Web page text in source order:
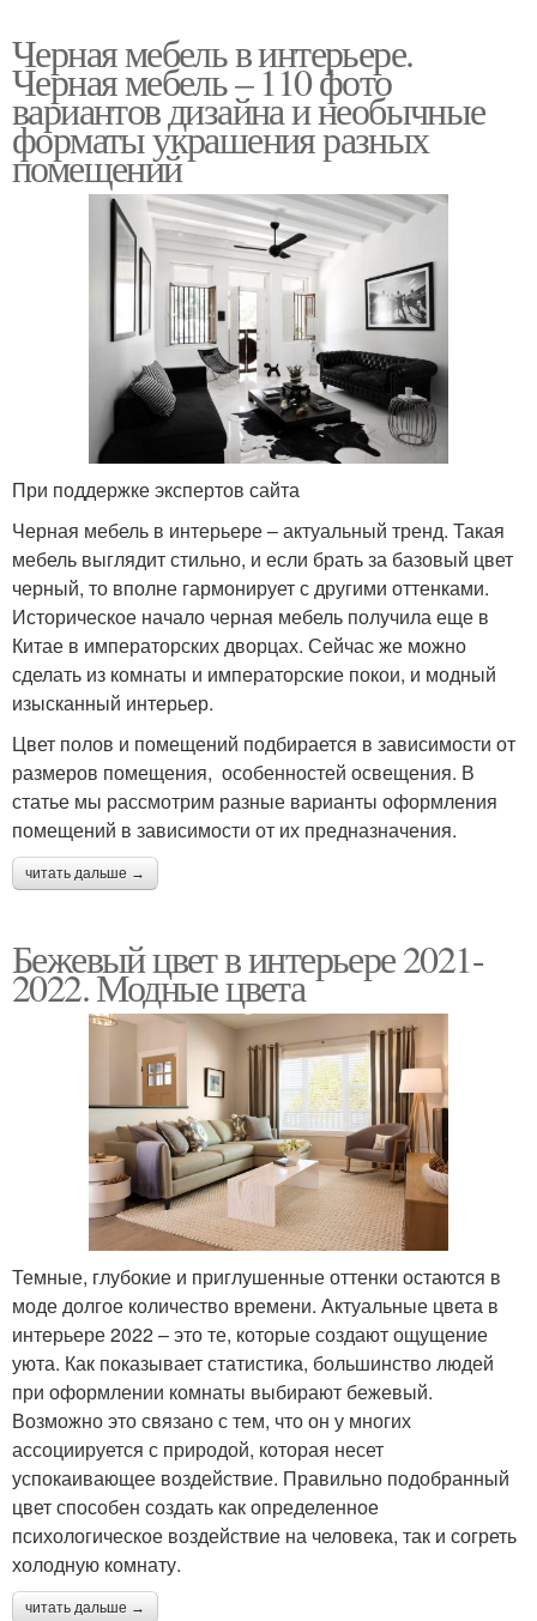
Черная мебель в интерьере.
Черная мебель – 110 фото
вариантов дизайна и необычные
форматы украшения разных
помещений
При поддержке экспертов сайта
Черная мебель в интерьере – актуальный тренд. Такая
мебель выглядит стильно, и если брать за базовый цвет
черный, то вполне гармонирует с другими оттенками.
Историческое начало черная мебель получила еще в
Китае в императорских дворцах. Сейчас же можно
сделать из комнаты и императорские покои, и модный
изысканный интерьер.
Цвет полов и помещений подбирается в зависимости от
размеров помещения, особенностей освещения. В
статье мы рассмотрим разные варианты оформления
помещений в зависимости от их предназначения.
читать дальше →
Бежевый цвет в интерьере 2021-
2022. Модные цвета
Темные, глубокие и приглушенные оттенки остаются в
моде долгое количество времени. Актуальные цвета в
интерьере 2022 – это те, которые создают ощущение
уюта. Как показывает статистика, большинство людей
при оформлении комнаты выбирают бежевый.
Возможно это связано с тем, что он у многих
ассоциируется с природой, которая несет
успокаивающее воздействие. Правильно подобранный
цвет способен создать как определенное
психологическое воздействие на человека, так и согреть
холодную комнату.
читать дальше →